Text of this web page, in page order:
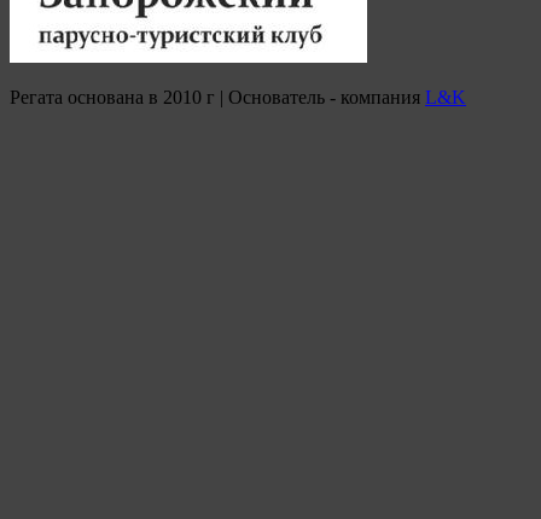
Регата основана в 2010 г | Основатель - компания L&K